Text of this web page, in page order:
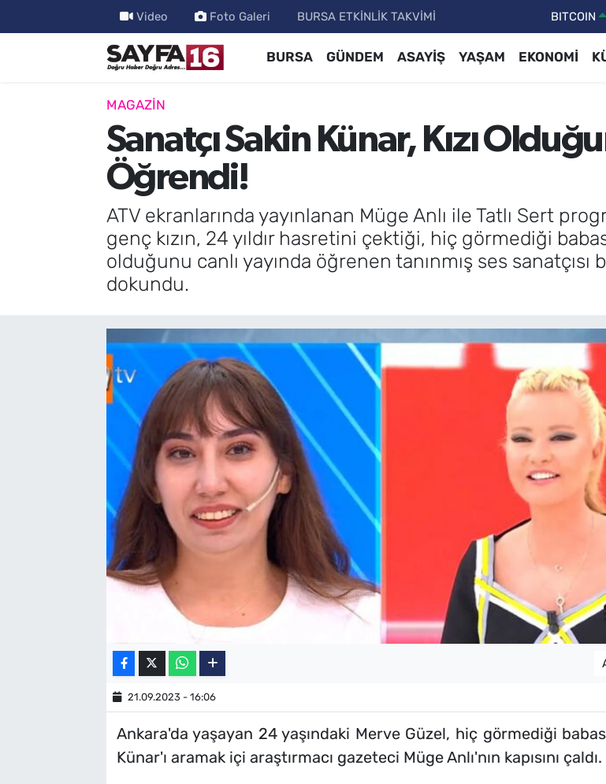
Video Foto Galeri BURSA ETKİNLİK TAKVİMİ
BITCOIN
BURSA GÜNDEM ASAYİŞ YAŞAM EKONOMİ
MAGAZİN
Sanatçı Sakin Künar, Kızı
Öğrendi!
ATV ekranlarında yayınlanan Müge Anlı ile Tatlı Sert
genç kızın, 24 yıldır hasretini çektiği, hiç görmediği
olduğunu canlı yayında öğrenen tanınmış ses sanatçısı
dokundu.
21.09.2023 - 16:06
Ankara'da yaşayan 24 yaşındaki Merve Güzel, hiç görmediği
Künar'ı aramak içi araştırmacı gazeteci Müge Anlı'nın kapısını çaldı.
ÖZEL HABER
İNCELEME
TEKNOLOJİ
Hava Durumu
Trafik Durumu
TFF 2.Lig Beyaz Grup Puan Durumu ve Fikstür
Tüm Manşetler
Son Dakika Haberleri
Haber Arşivi